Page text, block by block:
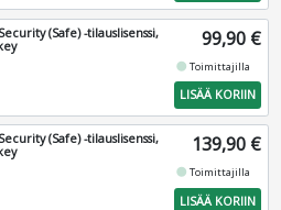
(Safe) -tilauslisenssi,
99,90 €
fiber_manual_recordToimittajilla
LISÄÄ KORIIN
(Safe) -tilauslisenssi,
139,90 €
fiber_manual_recordToimittajilla
LISÄÄ KORIIN